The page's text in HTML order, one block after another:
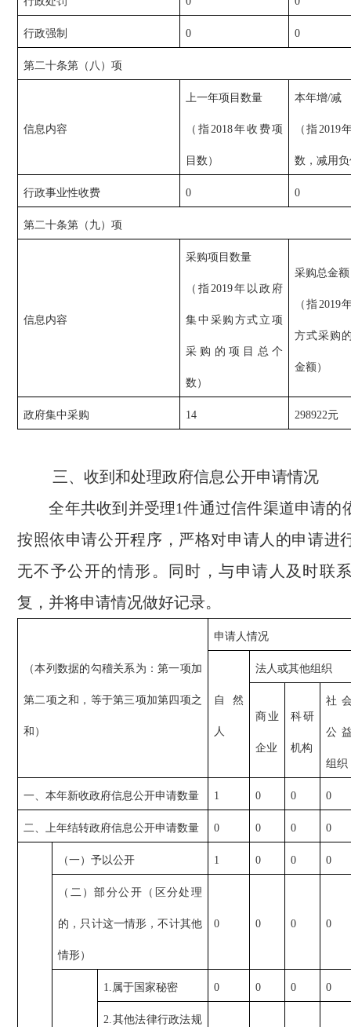
行政强制 0 0
第二十条第（八）项
信息内容
上一年项目数量
（指2018年收费项
目数）
本年增/减
（指2019
数，减用
行政事业性收费 0 0
第二十条第（九）项
信息内容
采购项目数量
（指2019年以政府
集中采购方式立项
采购的项目总个
数）
采购总金额
（指2019
方式采购
金额）
政府集中采购 14 298922元
三、收到和处理政府信息公开申请情况
全年共收到并受理1件通过信件渠道申请的
按照依申请公开程序，严格对申请人的申请进
无不予公开的情形。同时，与申请人及时联
复，并将申请情况做好记录。
（本列数据的勾稽关系为：第一项加
第二项之和，等于第三项加第四项之
和）
申请人情况
自然
人
法人或其他组织
商业
企业
科研
机构
社
公
组织
一、本年新收政府信息公开申请数量 1 0 0 0
二、上年结转政府信息公开申请数量 0 0 0 0
（一）予以公开 1 0 0 0
（二）部分公开（区分处理
的，只计这一情形，不计其他
情形）
0 0 0 0
1.属于国家秘密 0 0 0 0
2.其他法律行政法规